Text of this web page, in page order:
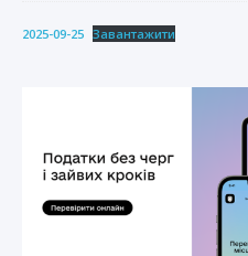
2025-09-25 Завантажити